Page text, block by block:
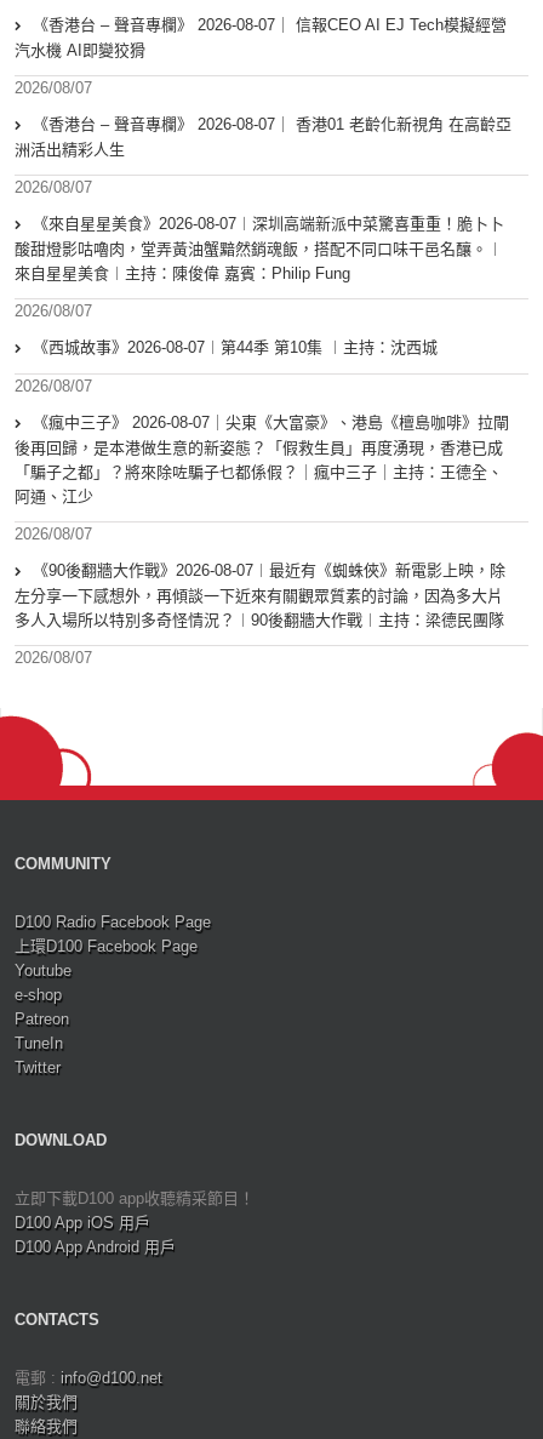
《香港台 – 聲音專欄》 2026-08-07｜ 信報CEO AI EJ Tech模擬經營
汽水機 AI即變狡猾
2026/08/07
《香港台 – 聲音專欄》 2026-08-07｜ 香港01 老齡化新視角 在高齡亞
洲活出精彩人生
2026/08/07
《來自星星美食》2026-08-07︱深圳高端新派中菜驚喜重重！脆卜卜
酸甜燈影咕嚕肉，堂弄黃油蟹黯然銷魂飯，搭配不同口味干邑名釀。︱
來自星星美食︱主持：陳俊偉 嘉賓：Philip Fung
2026/08/07
《西城故事》2026-08-07︱第44季 第10集 ︱主持：沈西城
2026/08/07
《瘋中三子》 2026-08-07｜尖東《大富豪》、港島《檀島咖啡》拉閘
後再回歸，是本港做生意的新姿態？「假救生員」再度湧現，香港已成
「騙子之都」？將來除咗騙子乜都係假？｜瘋中三子｜主持：王德全、
阿通、江少
2026/08/07
《90後翻牆大作戰》2026-08-07︱最近有《蜘蛛俠》新電影上映，除
左分享一下感想外，再傾談一下近來有關觀眾質素的討論，因為多大片
多人入場所以特別多奇怪情況？︱90後翻牆大作戰︱主持：梁德民團隊
2026/08/07
COMMUNITY
D100 Radio Facebook Page
上環D100 Facebook Page
Youtube
e-shop
Patreon
TuneIn
Twitter
DOWNLOAD
立即下載D100 app收聽精采節目！
D100 App iOS 用戶
D100 App Android 用戶
CONTACTS
電郵 : info@d100.net
關於我們
聯絡我們